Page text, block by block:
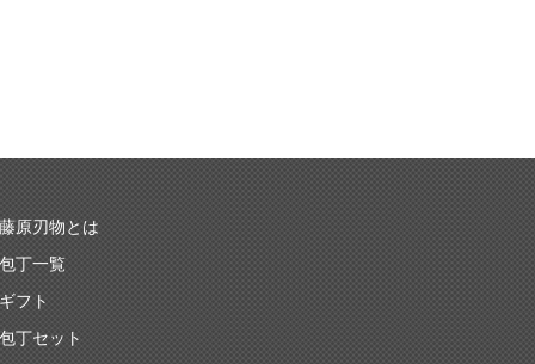
藤原刃物とは
包丁一覧
ギフト
包丁セット